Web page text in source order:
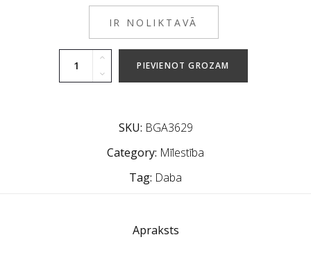
IR NOLIKTAVĀ
PIEVIENOT GROZAM
SKU: BGA3629
Category: Mīlestība
Tag: Daba
Apraksts